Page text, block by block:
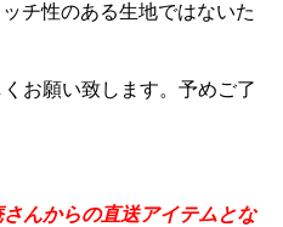
チ性のある生地ではないた
お願い致します。予めご了
んからの直送アイテムとな